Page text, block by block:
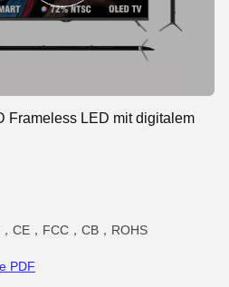
Frameless LED mit digitalem
CE，FCC，CB，ROHS
PDF